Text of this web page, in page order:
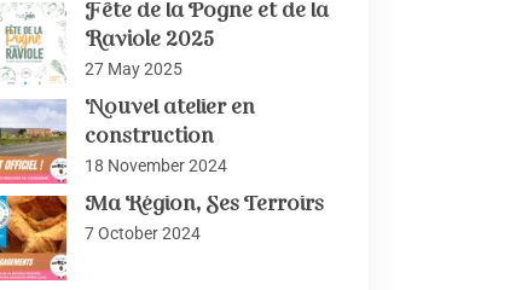
Fête de la Pogne et de la
Raviole 2025
27 May 2025
Nouvel atelier en
construction
18 November 2024
Ma Région, Ses Terroirs
7 October 2024